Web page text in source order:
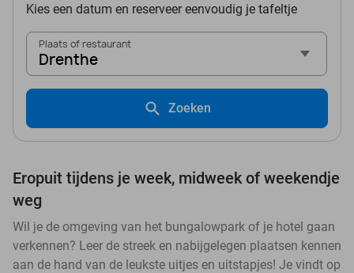
Kies een datum en reserveer eenvoudig je tafeltje
Plaats of restaurant
Drenthe
Zoeken
Eropuit tijdens je week, midweek of weekendje
weg
Wil je de omgeving van het bungalowpark of je hotel gaan
verkennen? Leer de streek en nabijgelegen plaatsen kennen
aan de hand van de leukste uitjes en uitstapjes! Je vindt op